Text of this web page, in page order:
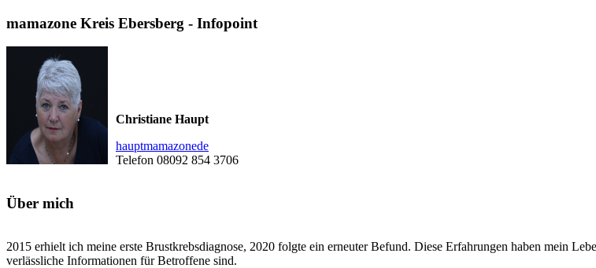
mamazone Kreis Ebersberg - Infopoint
Christiane Haupt
hauptmamazonede
Telefon 08092 854 3706
Über mich
2015 erhielt ich meine erste Brustkrebsdiagnose, 2020 folgte ein erneuter Befund. Diese Erfahrungen haben mein
verlässliche Informationen für Betroffene sind.